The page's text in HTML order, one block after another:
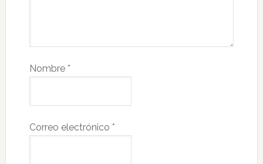
Nombre *
Correo electrónico *